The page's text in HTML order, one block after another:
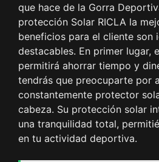
que hace de la Gorra
protección Solar RICLA la
beneficios para el cliente son
destacables. En primer lugar,
permitirá ahorrar tiempo y
tendrás que preocuparte por
constantemente protector
cabeza. Su protección solar
una tranquilidad total,
en tu actividad deportiva.